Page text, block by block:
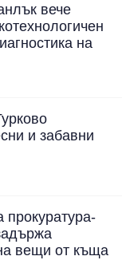
вече
на
и забавни
прокуратура-
вещи от къща